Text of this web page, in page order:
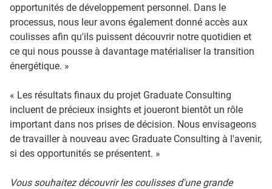
opportunités de développement personnel. Dans le
processus, nous leur avons également donné accès aux
coulisses afin qu'ils puissent découvrir notre quotidien et
ce qui nous pousse à davantage matérialiser la transition
énergétique. »
« Les résultats finaux du projet Graduate Consulting
incluent de précieux insights et joueront bientôt un rôle
important dans nos prises de décision. Nous envisageons
de travailler à nouveau avec Graduate Consulting à l'avenir,
si des opportunités se présentent. »
Vous souhaitez découvrir les coulisses d'une grande